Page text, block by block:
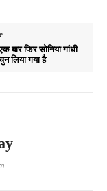
बार फिर सोनिया गांधी
लिया गया है